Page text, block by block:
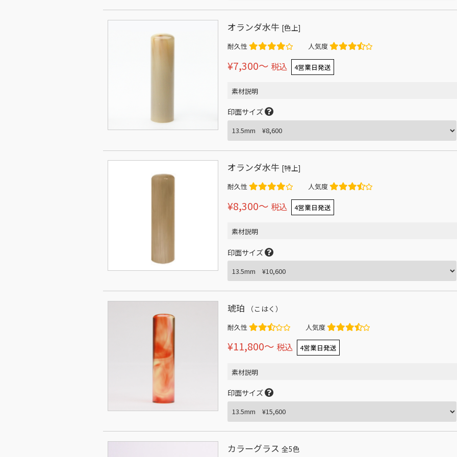
オランダ水牛 [色上]
耐久性 人気度
¥7,300〜 税込 4営業日発送
素材説明
印面サイズ
オランダ水牛 [特上]
耐久性 人気度
¥8,300〜 税込 4営業日発送
素材説明
印面サイズ
琥珀 （こはく）
耐久性 人気度
¥11,800〜 税込 4営業日発送
素材説明
印面サイズ
カラーグラス全5色